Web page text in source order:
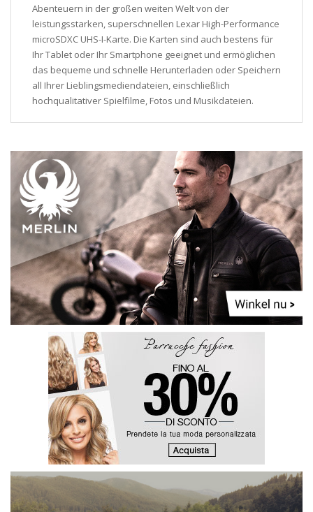
Abenteuern in der großen weiten Welt von der
leistungsstarken, superschnellen Lexar High-Performance
microSDXC UHS-I-Karte. Die Karten sind auch bestens für
Ihr Tablet oder Ihr Smartphone geeignet und ermöglichen
das bequeme und schnelle Herunterladen oder Speichern
all Ihrer Lieblingsmediendateien, einschließlich
hochqualitativer Spielfilme, Fotos und Musikdateien.